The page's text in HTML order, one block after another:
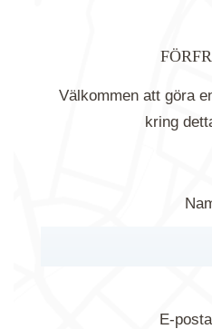
Välkommen att göra
kring
E-